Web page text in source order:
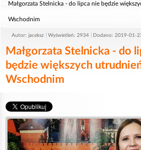
Małgorzata Stelnicka - do lipca nie będzie
Wschodnim
Autor: jaceksz Wyświetleń: 2934 Dodano: 2019-01-
Małgorzata Stelnicka - do
będzie większych
Wschodnim